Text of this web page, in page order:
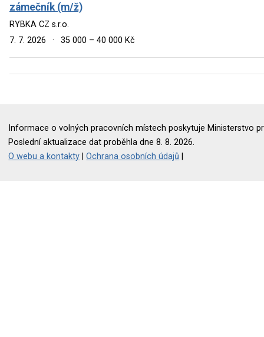
zámečník (m/ž)
RYBKA CZ s.r.o.
7. 7. 2026
· 35 000 – 40 000 Kč
Informace o volných pracovních místech poskytuje Ministerstvo
Poslední aktualizace dat proběhla dne 8. 8. 2026.
O webu a kontakty |Ochrana osobních údajů